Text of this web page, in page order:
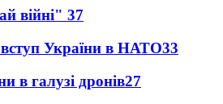
війні" 37
України в НАТО33
в галузі дронів27